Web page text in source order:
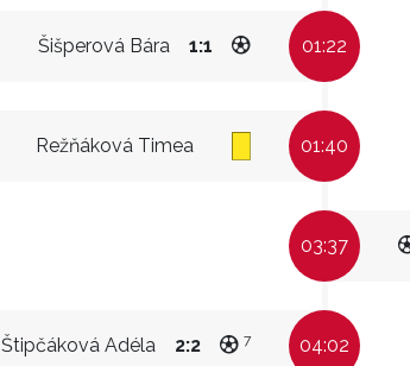
Šišperová Bára 1:1 01:22
Režňáková Timea 01:40
03:37
Štipčáková Adéla 2:2 7 04:02